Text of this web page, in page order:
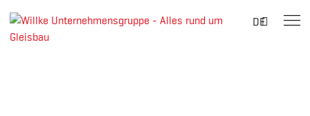
DE
Suche